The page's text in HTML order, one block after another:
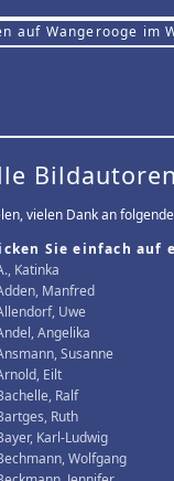
auf Wangerooge im
vielen Dank an
Sie einfach auf
Katinka
Manfred
Uwe
Angelika
Susanne
Eilt
Ralf
Ruth
Karl-Ludwig
Wolfgang